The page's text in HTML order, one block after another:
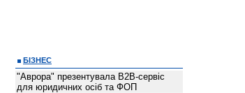
БІЗНЕС
"Аврора" презентувала B2B-сервіс
для юридичних осіб та ФОП